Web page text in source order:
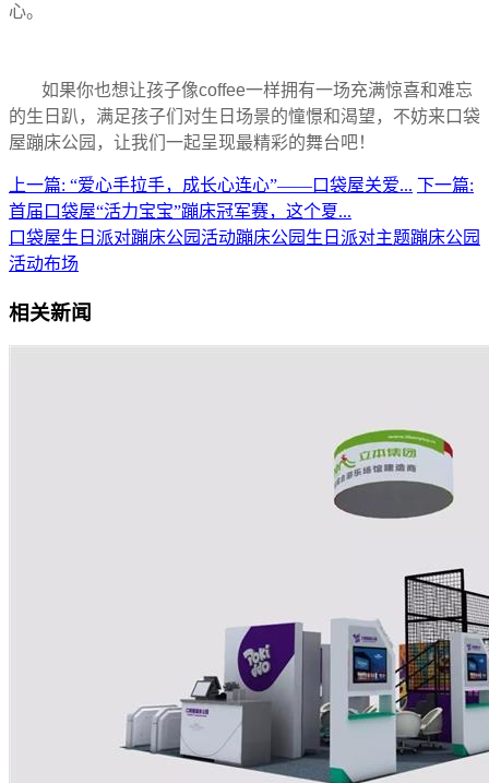
心。
如果你也想让孩子像coffee一样拥有一场充满惊喜和难忘
的生日趴，满足孩子们对生日场景的憧憬和渴望，不妨来口袋
屋蹦床公园，让我们一起呈现最精彩的舞台吧！
上一篇: “爱心手拉手，成长心连心”——口袋屋关爱... 下一篇:
首届口袋屋“活力宝宝”蹦床冠军赛，这个夏...
口袋屋生日派对蹦床公园活动蹦床公园生日派对主题蹦床公园
活动布场
相关新闻